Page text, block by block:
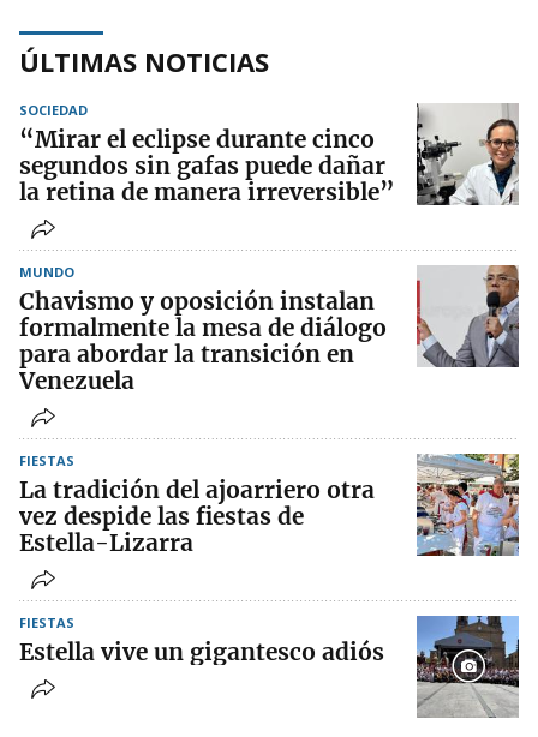
ÚLTIMAS NOTICIAS
SOCIEDAD
“Mirar el eclipse durante cinco
segundos sin gafas puede dañar
la retina de manera irreversible”
MUNDO
Chavismo y oposición instalan
formalmente la mesa de diálogo
para abordar la transición en
Venezuela
FIESTAS
La tradición del ajoarriero otra
vez despide las fiestas de
Estella-Lizarra
FIESTAS
Estella vive un gigantesco adiós